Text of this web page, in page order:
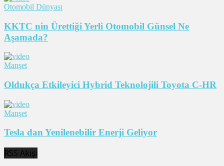
Otomobil Dünyası
KKTC nin Ürettiği Yerli Otomobil Günsel Ne
Aşamada?
Manşet
Oldukça Etkileyici Hybrid Teknolojili Toyota C-HR
Manşet
Tesla dan Yenilenebilir Enerji Geliyor
RSS Akışı